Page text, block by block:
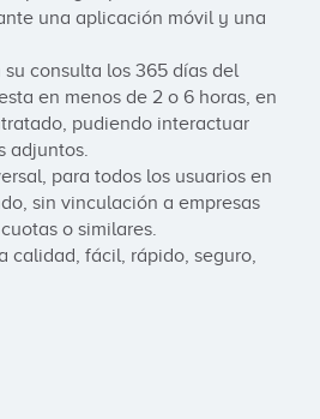
una aplicación móvil y una
consulta los 365 días del
en menos de 2 o 6 horas, en
pudiendo interactuar
adjuntos.
para todos los usuarios en
sin vinculación a empresas
o similares.
calidad, fácil, rápido, seguro,